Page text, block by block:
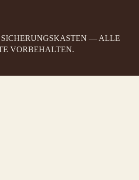
— ALLE
VORBEHALTEN.